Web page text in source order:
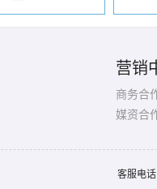
营销
商务合
媒资合
客服电